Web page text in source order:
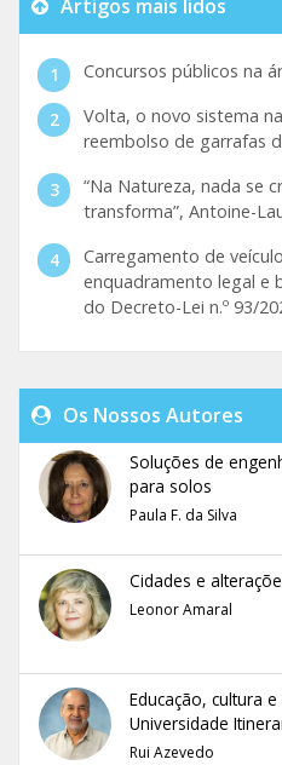
Artigos mais lidos
Concursos públicos na
Volta, o novo sistema
reembolso de garrafas
“Na Natureza, nada se
transforma”, Antoine-
Carregamento de
enquadramento legal e
do Decreto-Lei n.º 93/
Os Nossos Autores
Soluções de
para solos
Paula F. da Silva
Cidades e
Leonor Amaral
Educação, cultura
Universidade
Rui Azevedo